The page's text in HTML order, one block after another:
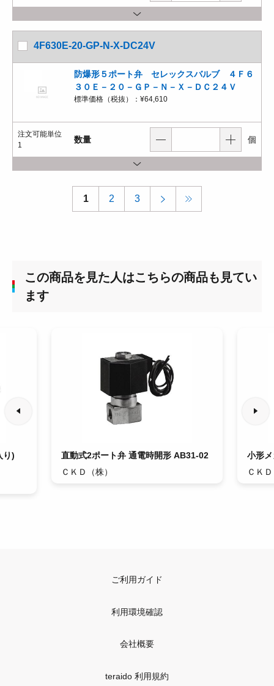
4F630E-20-GP-N-X-DC24V
防爆形５ポート弁 セレックスバルブ ４Ｆ６
３０Ｅ－２０－ＧＰ－Ｎ－Ｘ－ＤＣ２４Ｖ
標準価格（税抜）： ¥64,610
注文可能単位
1
数量 個
1 2 3
この商品を見た人はこちらの商品も見てい
ます
り)
直動式2ポート弁 通電時開形 AB31-02
ＣＫＤ（株）
小形
ＣＫ
ご利用ガイド
利用環境確認
会社概要
teraido 利用規約